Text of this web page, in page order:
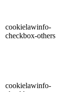
cookielawinfo-
checkbox-others
cookielawinfo-